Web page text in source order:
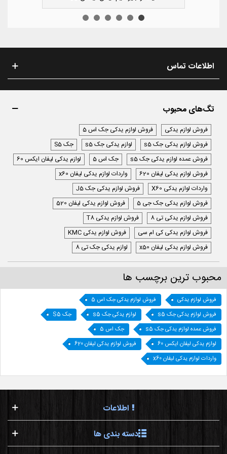
اطلاعات تماس
تگ‌های محبوب
فروش لوازم یدکی
فروش لوازم یدکی جک اس 5
فروش لوازم یدکی جک s5
لوازم یدکی جک s5
جک S5
فروش عمده لوازم یدکی جک s5
جک اس 5
لوازم یدکی لیفان ایکس 60
فروش لوازم یدکی لیفان 620
واردات لوازم یدکی لیفان x60
واردات لوازم یدکی X60
فروش لوازم یدکی جک J5
فروش لوازم یدکی جک جی 5
فروش لوازم یدکی لیفان 520
فروش لوازم یدکی تی 8
فروش لوازم یدکی T8
فروش لوازم یدکی کی ام سی
فروش لوازم یدکی KMC
فروش لوازم یدکی لیفان x50
لوازم یدکی جک تی 8
محبوب ترین برچسب ها
فروش لوازم یدکی
فروش لوازم یدکی جک اس 5
فروش لوازم یدکی جک s5
لوازم یدکی جک s5
جک S5
فروش عمده لوازم یدکی جک s5
جک اس 5
لوازم یدکی لیفان ایکس 60
فروش لوازم یدکی لیفان 620
واردات لوازم یدکی لیفان x60
اطلاعات
دسته بندی ها